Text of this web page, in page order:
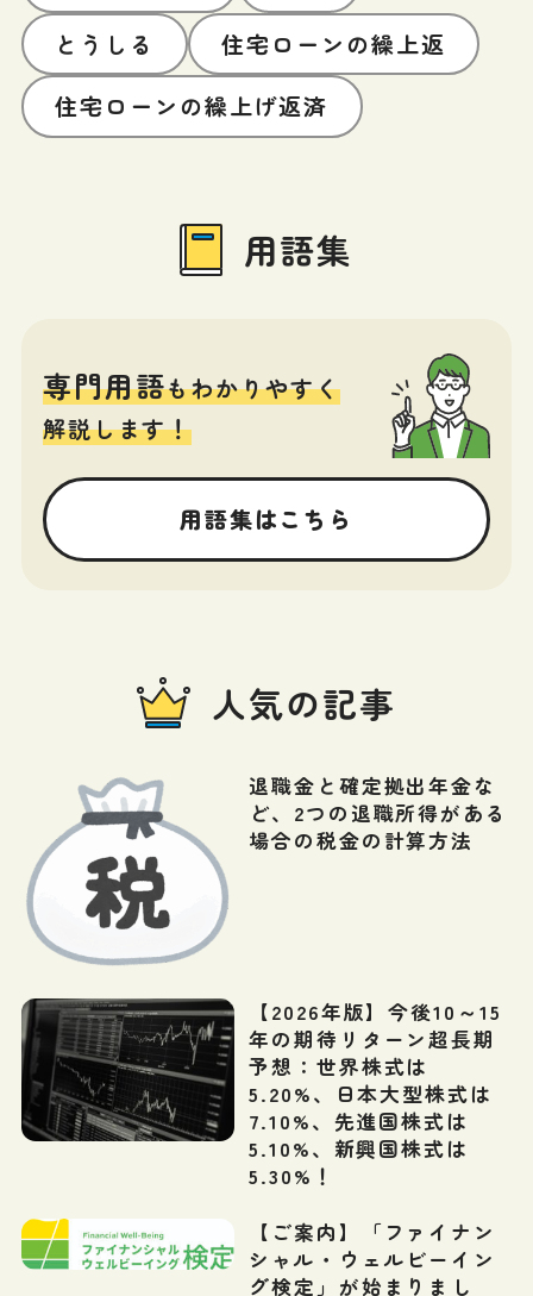
とうしる
住宅ローンの繰上返
住宅ローンの繰上げ返済
用語集
専門用語もわかりやすく
解説します！
用語集はこちら
人気の記事
退職金と確定拠出年金な
ど、2つの退職所得がある
場合の税金の計算方法
【2026年版】今後10～15
年の期待リターン超長期
予想：世界株式は
5.20%、日本大型株式は
7.10%、先進国株式は
5.10%、新興国株式は
5.30%！
【ご案内】「ファイナン
シャル・ウェルビーイン
グ検定」が始まりまし